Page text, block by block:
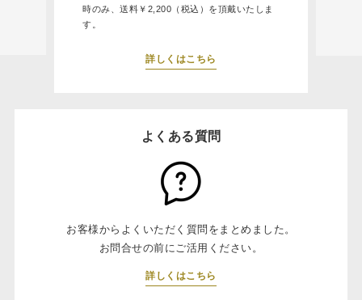
時のみ、送料￥2,200（税込）を頂戴いたしま
す。
詳しくはこちら
よくある質問
お客様からよくいただく質問をまとめました。
お問合せの前にご活用ください。
詳しくはこちら